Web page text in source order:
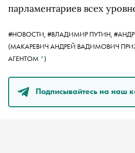
парламентариев всех
#НОВОСТИ, #ВЛАДИМИР ПУТИН, #
(МАКАРЕВИЧ АНДРЕЙ ВАДИМОВИЧ
АГЕНТОМ *)
Подписывайтесь на наш